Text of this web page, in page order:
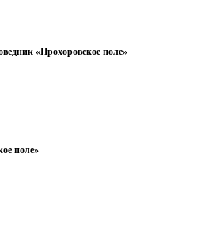
«Прохоровское поле»
поле»